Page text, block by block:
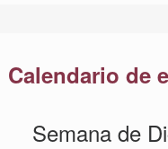
Calendario de
Semana de